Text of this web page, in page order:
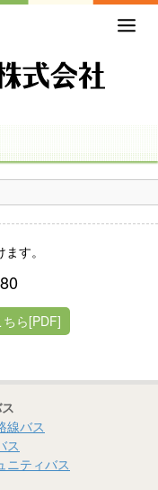
す。
ら[PDF]
線バス
ス
ニティバス